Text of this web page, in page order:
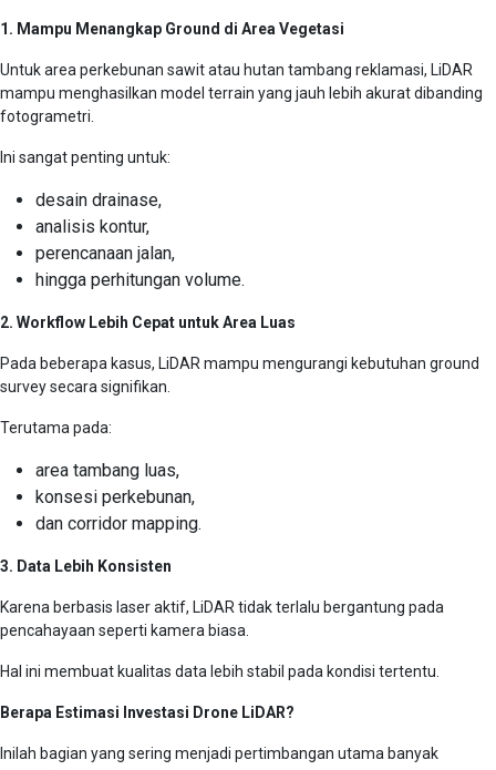
1. Mampu Menangkap Ground di Area Vegetasi
Untuk area perkebunan sawit atau hutan tambang reklamasi, LiDAR
mampu menghasilkan model terrain yang jauh lebih akurat dibanding
fotogrametri.
Ini sangat penting untuk:
desain drainase,
analisis kontur,
perencanaan jalan,
hingga perhitungan volume.
2. Workflow Lebih Cepat untuk Area Luas
Pada beberapa kasus, LiDAR mampu mengurangi kebutuhan ground
survey secara signifikan.
Terutama pada:
area tambang luas,
konsesi perkebunan,
dan corridor mapping.
3. Data Lebih Konsisten
Karena berbasis laser aktif, LiDAR tidak terlalu bergantung pada
pencahayaan seperti kamera biasa.
Hal ini membuat kualitas data lebih stabil pada kondisi tertentu.
Berapa Estimasi Investasi Drone LiDAR?
Inilah bagian yang sering menjadi pertimbangan utama banyak